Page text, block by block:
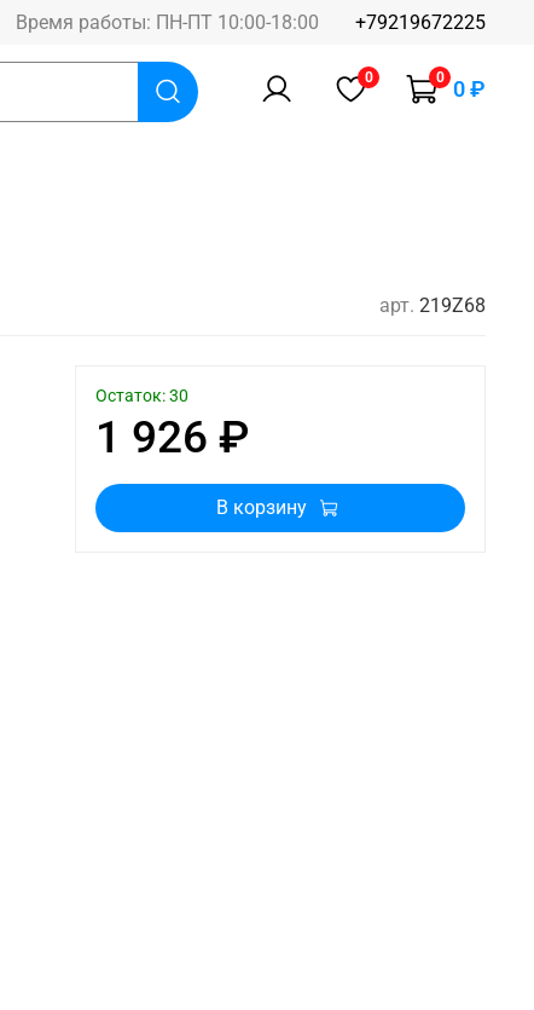
Время работы: ПН-ПТ 10:00-18:00 +79219672225
0 0 0 ₽
арт. 219Z68
1 926 ₽
Остаток: 30
В корзину